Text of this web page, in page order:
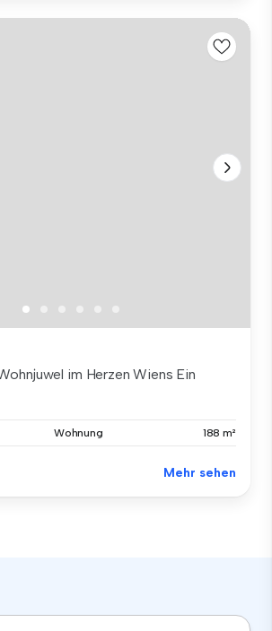
im Herzen Wiens Ein
Wohnung 188 m²
Mehr sehen